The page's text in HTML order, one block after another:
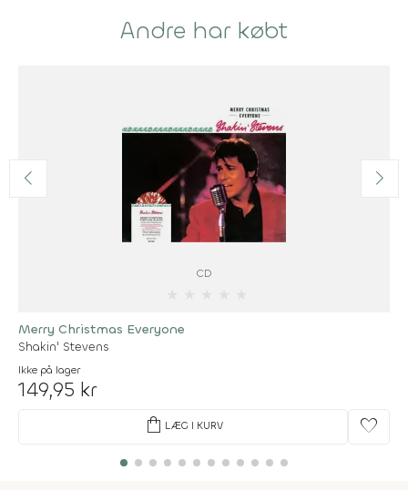
Andre har købt
CD
Merry Christmas Everyone
Shakin' Stevens
Ikke på lager
149,95 kr
shopping_bag LÆG I KURV favorite